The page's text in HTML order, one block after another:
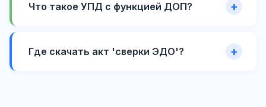
Что такое УПД с функцией ДОП?
Где скачать акт 'сверки ЭДО'?